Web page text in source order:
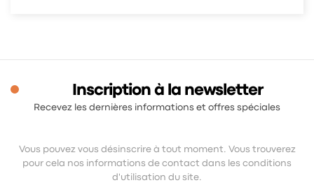
Inscription à la newsletter
Recevez les dernières informations et offres spéciales
Vous pouvez vous désinscrire à tout moment. Vous trouverez
pour cela nos informations de contact dans les conditions
d'utilisation du site.